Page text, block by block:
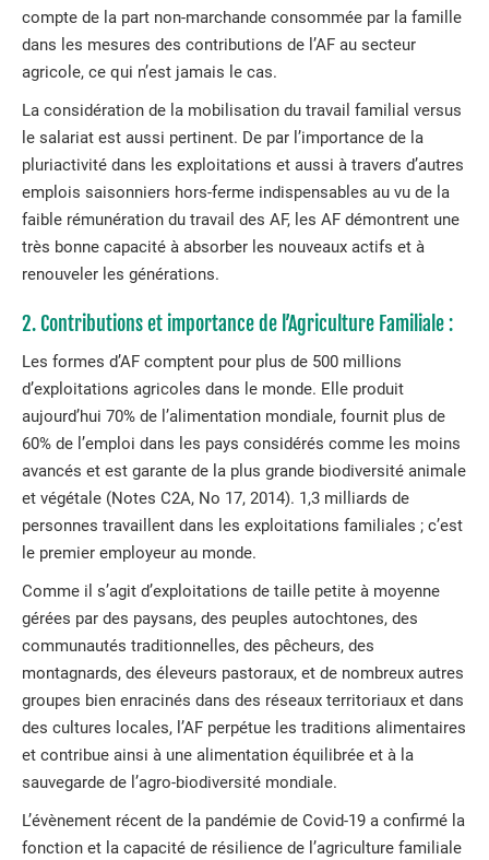
compte de la part non-marchande consommée par la famille
dans les mesures des contributions de l’AF au secteur
agricole, ce qui n’est jamais le cas.
La considération de la mobilisation du travail familial versus
le salariat est aussi pertinent. De par l’importance de la
pluriactivité dans les exploitations et aussi à travers d’autres
emplois saisonniers hors-ferme indispensables au vu de la
faible rémunération du travail des AF, les AF démontrent une
très bonne capacité à absorber les nouveaux actifs et à
renouveler les générations.
2. Contributions et importance de l’Agriculture Familiale :
Les formes d’AF comptent pour plus de 500 millions
d’exploitations agricoles dans le monde. Elle produit
aujourd’hui 70% de l’alimentation mondiale, fournit plus de
60% de l’emploi dans les pays considérés comme les moins
avancés et est garante de la plus grande biodiversité animale
et végétale (Notes C2A, No 17, 2014). 1,3 milliards de
personnes travaillent dans les exploitations familiales ; c’est
le premier employeur au monde.
Comme il s’agit d’exploitations de taille petite à moyenne
gérées par des paysans, des peuples autochtones, des
communautés traditionnelles, des pêcheurs, des
montagnards, des éleveurs pastoraux, et de nombreux autres
groupes bien enracinés dans des réseaux territoriaux et dans
des cultures locales, l’AF perpétue les traditions alimentaires
et contribue ainsi à une alimentation équilibrée et à la
sauvegarde de l’agro-biodiversité mondiale.
L’évènement récent de la pandémie de Covid-19 a confirmé la
fonction et la capacité de résilience de l’agriculture familiale